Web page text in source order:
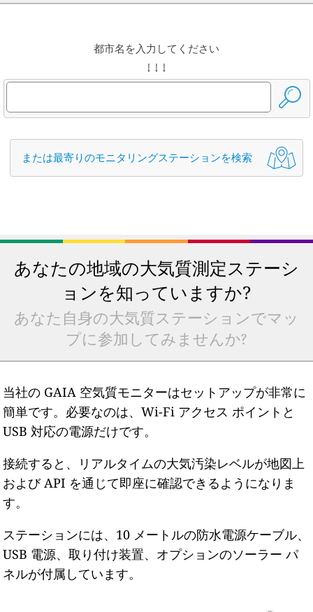
都市名を入力してください
↓ ↓ ↓
または最寄りのモニタリングステーションを検索
あなたの地域の大気質測定ステーシ
ョンを知っていますか?
あなた自身の大気質ステーションでマッ
プに参加してみませんか?
当社の GAIA 空気質モニターはセットアップが非常に
簡単です。必要なのは、Wi-Fi アクセス ポイントと
USB 対応の電源だけです。
接続すると、リアルタイムの大気汚染レベルが地図上
および API を通じて即座に確認できるようになりま
す。
ステーションには、10 メートルの防水電源ケーブル、
USB 電源、取り付け装置、オプションのソーラー パ
ネルが付属しています。